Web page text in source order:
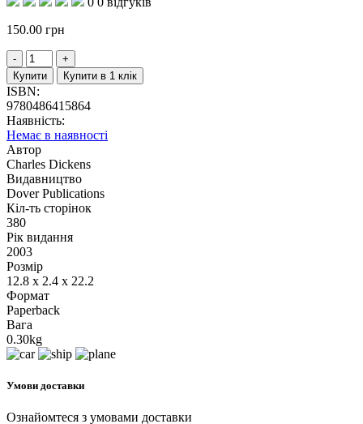
150.00 грн
Купити Купити в 1 клік
ISBN:
9780486415864
Наявність:
Немає в наявності
Автор
Charles Dickens
Видавництво
Dover Publications
Кіл-ть сторінок
380
Рік видання
2003
Розмір
12.8 x 2.4 x 22.2
Формат
Paperback
Вага
0.30kg
Умови доставки
Ознайомтеся з умовами доставки